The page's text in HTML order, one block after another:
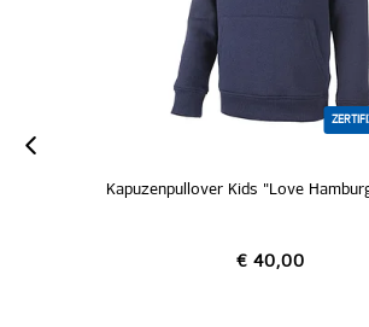
ZERTIFIZIERT
€ 40,00